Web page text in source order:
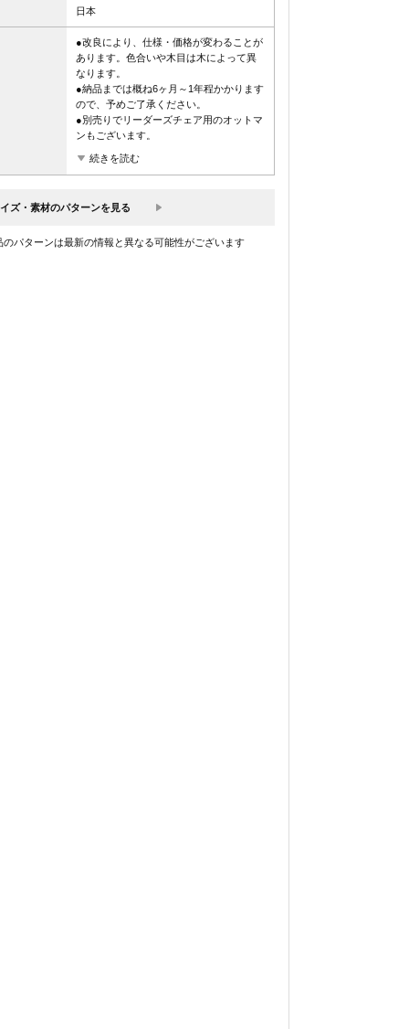
日本
●改良により、仕様・価格が変わることが
あります。色合いや木目は木によって異
なります。
●納品までは概ね6ヶ月～1年程かかります
ので、予めご了承ください。
●別売りでリーダーズチェア用のオットマ
ンもございます。
続きを読む
ズ・素材のパターンを見る
のパターンは最新の情報と異なる可能性がございます